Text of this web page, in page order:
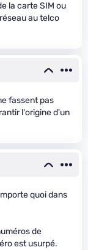
la carte SIM ou
au telco
fassent pas
l'origine d'un
quoi dans
de
est usurpé.